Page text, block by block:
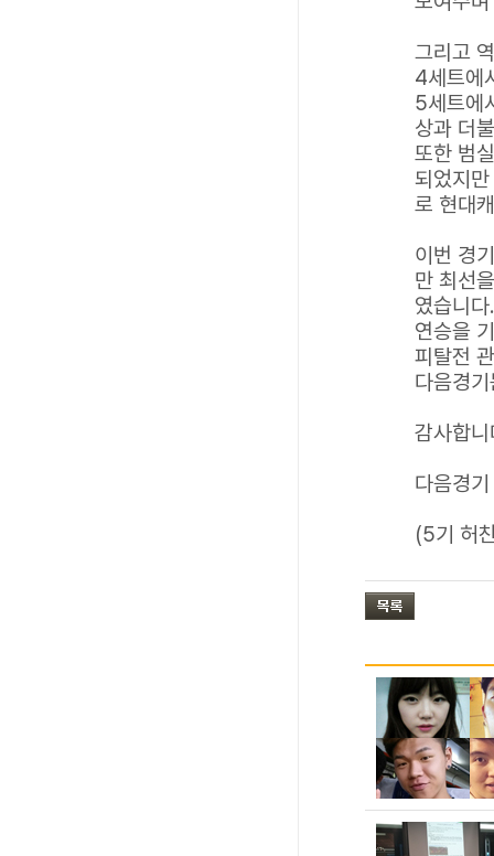
그리고
4세트에
5세트에
상과 더
또한 범
되었지
로 현대
이번 경
만 최선
였습니다.
연승을
피탈전
다음경
감사합니
다음경
(5기 허